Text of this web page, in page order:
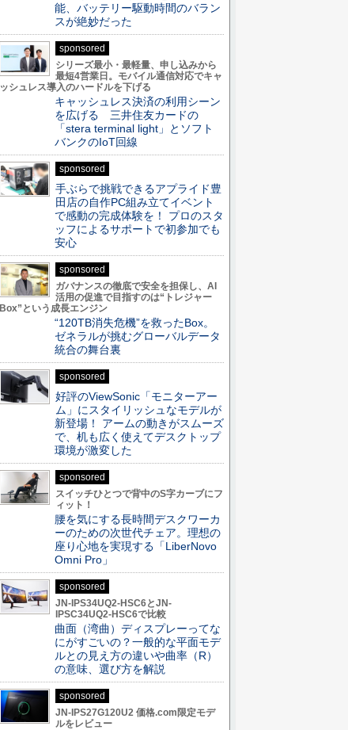
能、バッテリー駆動時間のバラン
スが絶妙だった
sponsored
シリーズ最小・最軽量、申し込みから
最短4営業日。モバイル通信対応でキャ
ッシュレス導入のハードルを下げる
キャッシュレス決済の利用シーン
を広げる 三井住友カードの
「stera terminal light」とソフト
バンクのIoT回線
sponsored
手ぶらで挑戦できるアプライド豊
田店の自作PC組み立てイベント
で感動の完成体験を！ プロのスタ
ッフによるサポートで初参加でも
安心
sponsored
ガバナンスの徹底で安全を担保し、AI
活用の促進で目指すのは“トレジャー
Box”という成長エンジン
“120TB消失危機”を救ったBox。
ゼネラルが挑むグローバルデータ
統合の舞台裏
sponsored
好評のViewSonic「モニターアー
ム」にスタイリッシュなモデルが
新登場！ アームの動きがスムーズ
で、机も広く使えてデスクトップ
環境が激変した
sponsored
スイッチひとつで背中のS字カーブにフ
ィット！
腰を気にする長時間デスクワーカ
ーのための次世代チェア。理想の
座り心地を実現する「LiberNovo
Omni Pro」
sponsored
JN-IPS34UQ2-HSC6とJN-
IPSC34UQ2-HSC6で比較
曲面（湾曲）ディスプレーってな
にがすごいの？一般的な平面モデ
ルとの見え方の違いや曲率（R）
の意味、選び方を解説
sponsored
JN-IPS27G120U2 価格.com限定モデ
ルをレビュー